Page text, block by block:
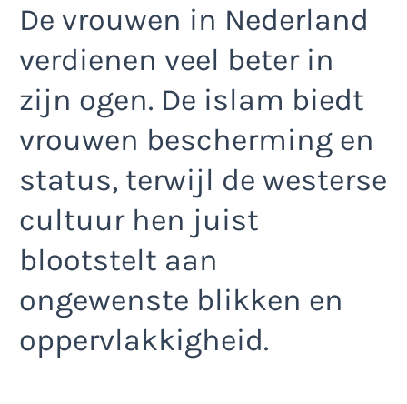
De vrouwen in Nederland
verdienen veel beter in
zijn ogen. De islam biedt
vrouwen bescherming en
status, terwijl de westerse
cultuur hen juist
blootstelt aan
ongewenste blikken en
oppervlakkigheid.